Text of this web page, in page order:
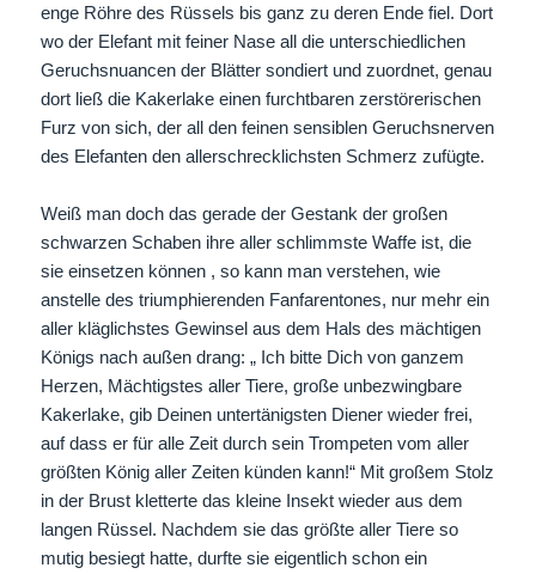
enge Röhre des Rüssels bis ganz zu deren Ende fiel. Dort
wo der Elefant mit feiner Nase all die unterschiedlichen
Geruchsnuancen der Blätter sondiert und zuordnet, genau
dort ließ die Kakerlake einen furchtbaren zerstörerischen
Furz von sich, der all den feinen sensiblen Geruchsnerven
des Elefanten den allerschrecklichsten Schmerz zufügte.
Weiß man doch das gerade der Gestank der großen
schwarzen Schaben ihre aller schlimmste Waffe ist, die
sie einsetzen können , so kann man verstehen, wie
anstelle des triumphierenden Fanfarentones, nur mehr ein
aller kläglichstes Gewinsel aus dem Hals des mächtigen
Königs nach außen drang: „ Ich bitte Dich von ganzem
Herzen, Mächtigstes aller Tiere, große unbezwingbare
Kakerlake, gib Deinen untertänigsten Diener wieder frei,
auf dass er für alle Zeit durch sein Trompeten vom aller
größten König aller Zeiten künden kann!“ Mit großem Stolz
in der Brust kletterte das kleine Insekt wieder aus dem
langen Rüssel. Nachdem sie das größte aller Tiere so
mutig besiegt hatte, durfte sie eigentlich schon ein